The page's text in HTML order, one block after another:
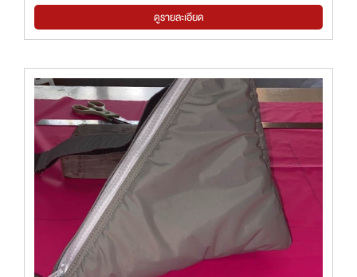
ดูรายละเอียด